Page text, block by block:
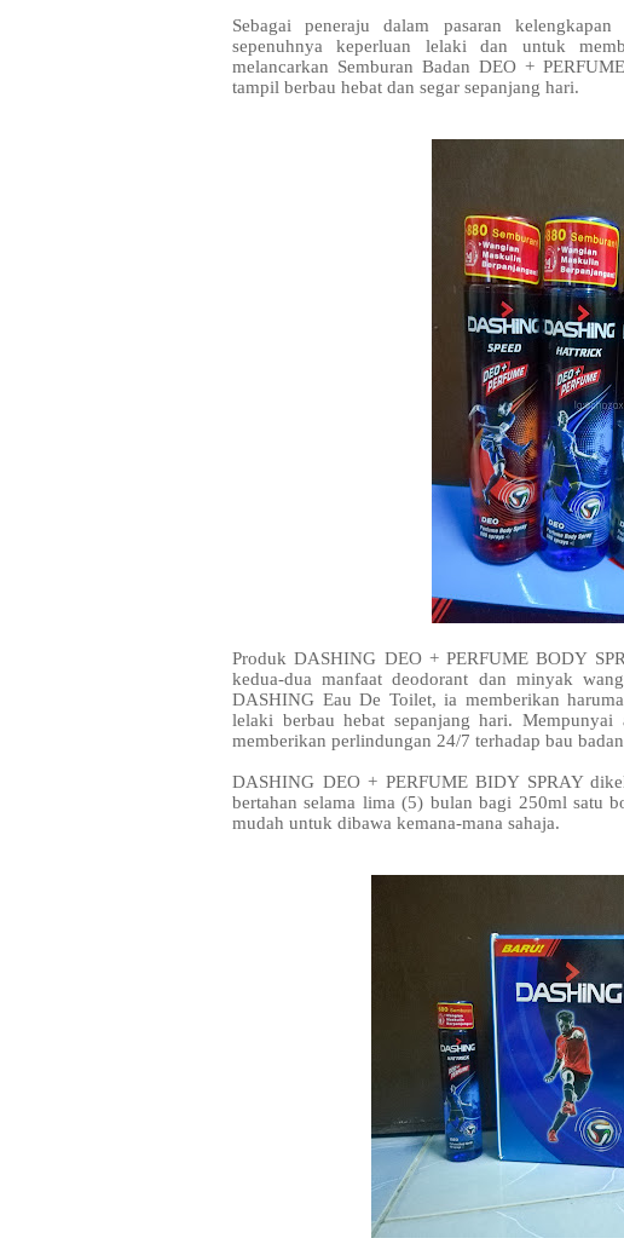
Sebagai peneraju dalam pasaran
sepenuhnya keperluan lelaki dan untuk
melancarkan Semburan Badan DEO +
tampil berbau hebat dan segar sepanjang hari.
Produk DASHING DEO + PERFUME BODY
kedua-dua manfaat deodorant dan minyak
DASHING Eau De Toilet, ia memberikan
lelaki berbau hebat sepanjang hari.
memberikan perlindungan 24/7 terhadap bau
DASHING DEO + PERFUME BIDY SPRAY
bertahan selama lima (5) bulan bagi 250ml satu
mudah untuk dibawa kemana-mana sahaja.